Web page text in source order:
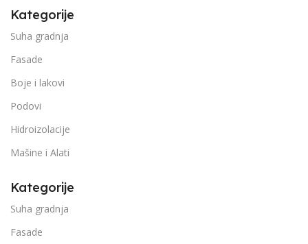
Kategorije
Suha gradnja
Fasade
Boje i lakovi
Podovi
Hidroizolacije
Mašine i Alati
Kategorije
Suha gradnja
Fasade